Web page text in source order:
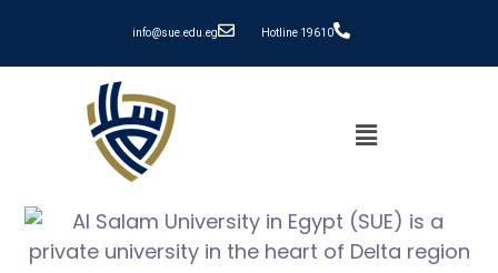
info@sue.edu.eg Hotline 19610